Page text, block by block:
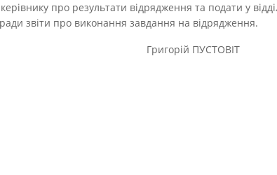
про результати відрядження та подати у
ради звіти про виконання завдання на відрядження.
ради Григорій ПУСТОВІТ